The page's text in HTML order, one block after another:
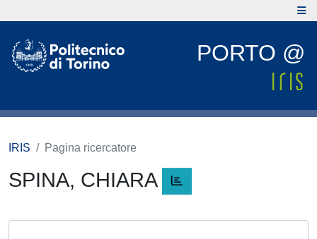
PORTO @
IRIS Pagina ricercatore
SPINA, CHIARA